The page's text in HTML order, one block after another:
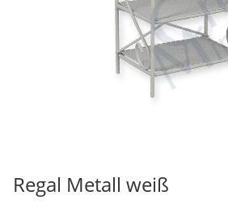
Regal Metall weiß